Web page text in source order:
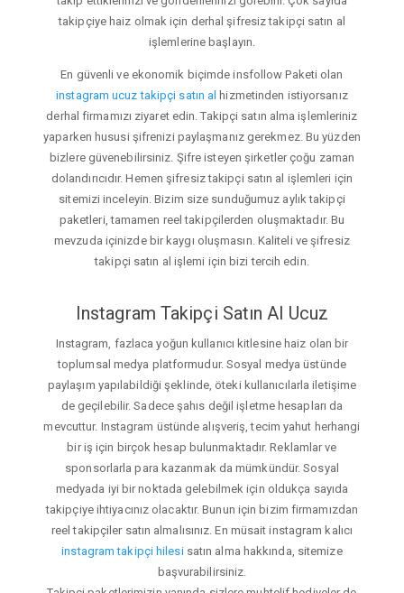
takipçiye haiz olmak için derhal şifresiz takipçi satın al
işlemlerine başlayın.
En güvenli ve ekonomik biçimde insfollow Paketi olan
instagram ucuz takipçi satın al hizmetinden istiyorsanız
derhal firmamızı ziyaret edin. Takipçi satın alma işlemleriniz
yaparken hususi şifrenizi paylaşmanız gerekmez. Bu yüzden
bizlere güvenebilirsiniz. Şifre isteyen şirketler çoğu zaman
dolandırıcıdır. Hemen şifresiz takipçi satın al işlemleri için
sitemizi inceleyin. Bizim size sunduğumuz aylık takipçi
paketleri, tamamen reel takipçilerden oluşmaktadır. Bu
mevzuda içinizde bir kaygı oluşmasın. Kaliteli ve şifresiz
takipçi satın al işlemi için bizi tercih edin.
Instagram Takipçi Satın Al Ucuz
Instagram, fazlaca yoğun kullanıcı kitlesine haiz olan bir
toplumsal medya platformudur. Sosyal medya üstünde
paylaşım yapılabildiği şeklinde, öteki kullanıcılarla iletişime
de geçilebilir. Sadece şahıs değil işletme hesapları da
mevcuttur. Instagram üstünde alışveriş, tecim yahut herhangi
bir iş için birçok hesap bulunmaktadır. Reklamlar ve
sponsorlarla para kazanmak da mümkündür. Sosyal
medyada iyi bir noktada gelebilmek için oldukça sayıda
takipçiye ihtiyacınız olacaktır. Bunun için bizim firmamızdan
reel takipçiler satın almalısınız. En müsait instagram kalıcı
instagram takipçi hilesisatın alma hakkında, sitemize
başvurabilirsiniz.